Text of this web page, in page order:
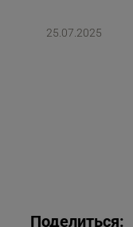
25.07.2025
Поделиться: